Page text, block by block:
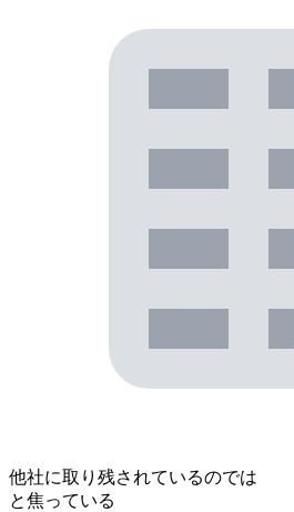
他社に取り残されているのでは
と焦っている